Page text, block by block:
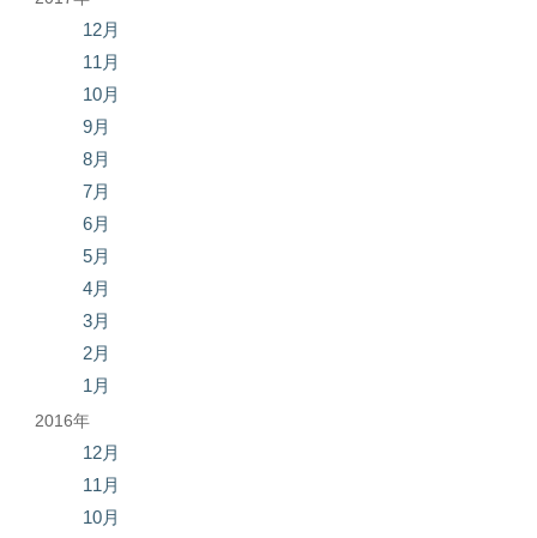
12月
11月
10月
9月
8月
7月
6月
5月
4月
3月
2月
1月
2016年
12月
11月
10月